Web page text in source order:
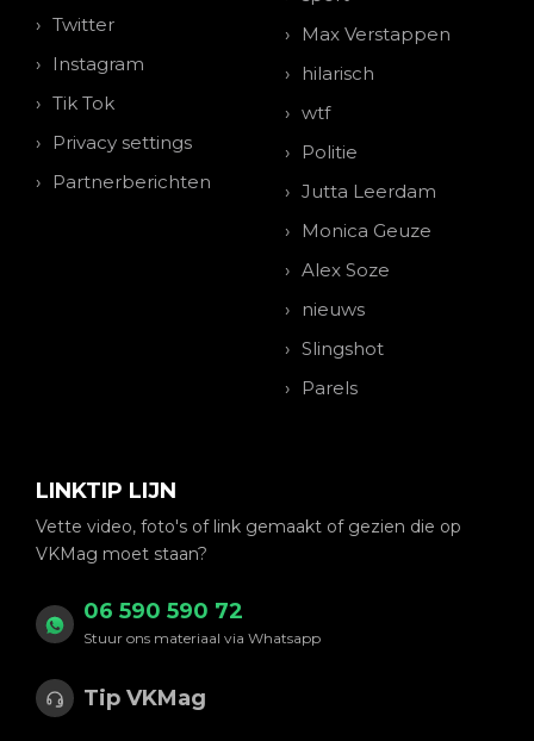
Twitter
Instagram
Tik Tok
Privacy settings
Partnerberichten
Max Verstappen
hilarisch
wtf
Politie
Jutta Leerdam
Monica Geuze
Alex Soze
nieuws
Slingshot
Parels
LINKTIP LIJN
Vette video, foto's of link gemaakt of gezien die op
VKMag moet staan?
06 590 590 72
Stuur ons materiaal via Whatsapp
Tip VKMag